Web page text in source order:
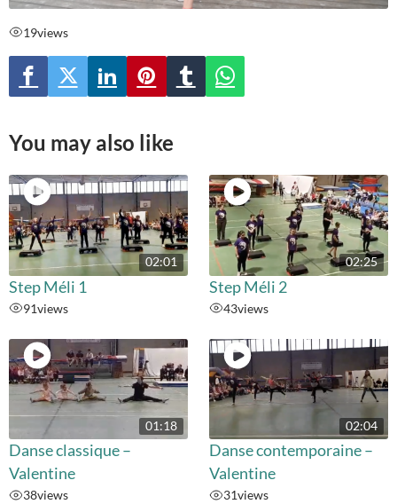
19views
You may also like
02:01
Step Méli 1
91views
02:25
Step Méli 2
43views
01:18
Danse classique –
Valentine
38views
02:04
Danse contemporaine –
Valentine
31views